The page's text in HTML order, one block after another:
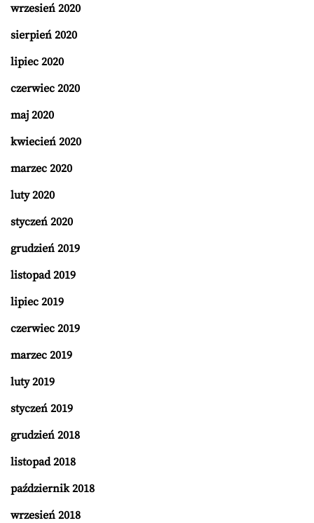
wrzesień 2020
sierpień 2020
lipiec 2020
czerwiec 2020
maj 2020
kwiecień 2020
marzec 2020
luty 2020
styczeń 2020
grudzień 2019
listopad 2019
lipiec 2019
czerwiec 2019
marzec 2019
luty 2019
styczeń 2019
grudzień 2018
listopad 2018
październik 2018
wrzesień 2018